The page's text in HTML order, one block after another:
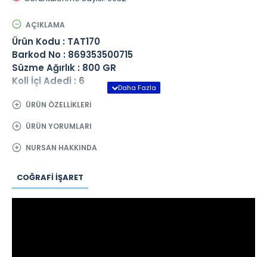
AÇIKLAMA
Ürün Kodu : TAT170
Barkod No : 869353500715
Süzme Ağırlık : 800 GR
Koli İçi Adedi : 6
ÜRÜN ÖZELLIKLERI
ÜRÜN YORUMLARI
NURSAN HAKKINDA
COĞRAFI İŞARET